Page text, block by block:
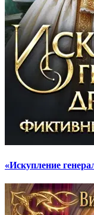
«Искупление